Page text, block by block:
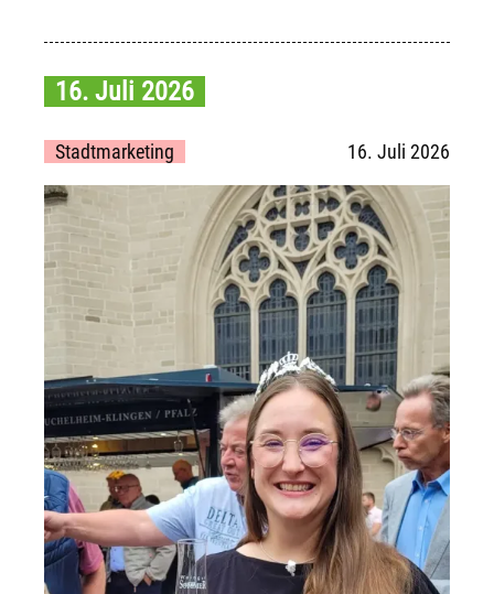
16. Juli 2026
Stadtmarketing 16. Juli 2026